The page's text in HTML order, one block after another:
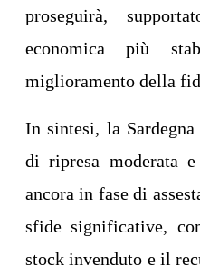
proseguirà,
economica più
miglioramento della
In sintesi, la
di ripresa moderata
ancora in fase di
sfide significative,
stock invenduto e il